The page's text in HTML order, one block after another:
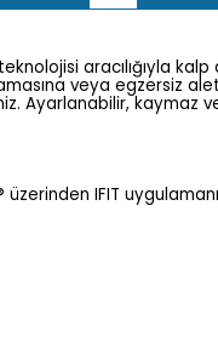
aracılığıyla kalp
veya egzersiz
Ayarlanabilir, kaymaz
IFIT